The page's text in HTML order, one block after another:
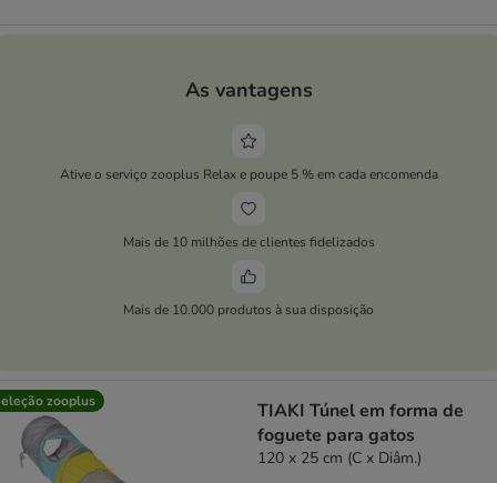
As vantagens
Ative o serviço zooplus Relax e poupe 5 % em cada encomenda
Mais de 10 milhões de clientes fidelizados
Mais de 10.000 produtos à sua disposição
zooplus
TIAKI Túnel em forma de
foguete para gatos
120 x 25 cm (C x Diâm.)